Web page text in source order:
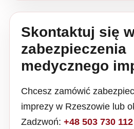
Skontaktuj się
zabezpieczenia
medycznego
Chcesz zamówić
imprezy w Rzeszowie lub
Zadzwoń: +48 503 730 112